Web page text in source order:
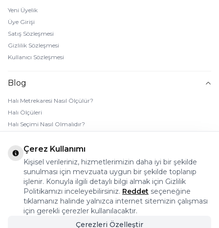
Yeni Üyelik
Üye Girişi
Satış Sözleşmesi
Gizlilik Sözleşmesi
Kullanıcı Sözleşmesi
Blog
Halı Metrekaresi Nasıl Ölçülür?
Halı Ölçüleri
Halı Seçimi Nasıl Olmalıdır?
Halı Temizliği Nasıl Yapılır?
Bebek Halı Temizliği Nasıl Yapılır?
7 Adımda Halı Lekesi Çıkarma
Halı Kaydırmaz Ped Nasıl Kullanılır?
© 2026 Halı Stores Her Hakkı Saklıdır, Kopyalanamaz.
Çerez Kullanımı
Kişisel verileriniz, hizmetlerimizin daha iyi bir şekilde
sunulması için mevzuata uygun bir şekilde toplanıp
işlenir. Konuyla ilgili detaylı bilgi almak için Gizlilik
Politikamızı inceleyebilirsiniz. Reddet seçeneğine
tıklamanız halinde yalnızca internet sitemizin çalışması
için gerekli çerezler kullanılacaktır.
Çerezleri Özelleştir